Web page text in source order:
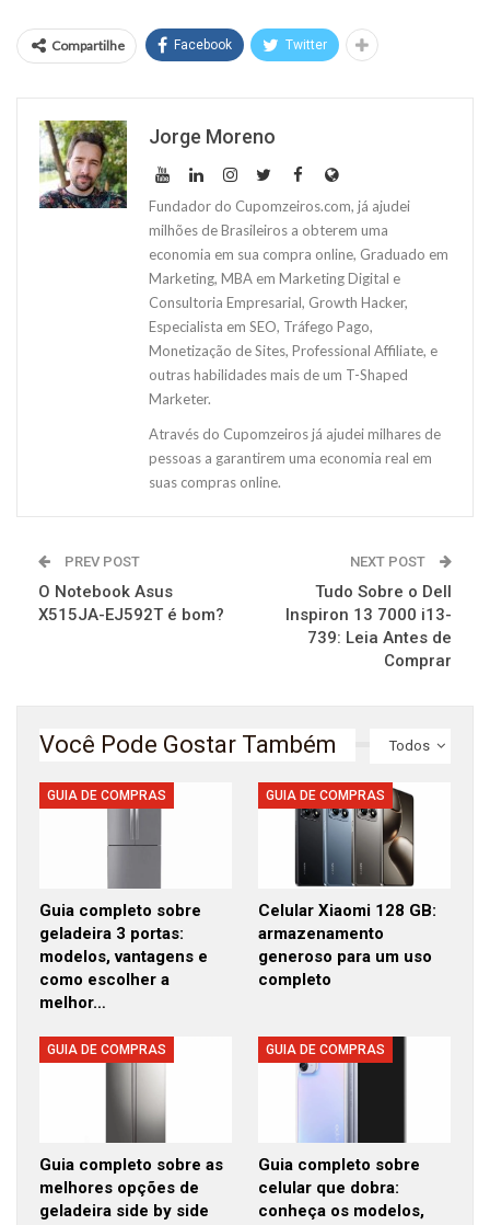
Compartilhe Facebook Twitter
Jorge Moreno
Fundador do Cupomzeiros.com, já ajudei
milhões de Brasileiros a obterem uma
economia em sua compra online, Graduado em
Marketing, MBA em Marketing Digital e
Consultoria Empresarial, Growth Hacker,
Especialista em SEO, Tráfego Pago,
Monetização de Sites, Professional Affiliate, e
outras habilidades mais de um T-Shaped
Marketer.
Através do Cupomzeiros já ajudei milhares de
pessoas a garantirem uma economia real em
suas compras online.
PREV POST
O Notebook Asus
X515JA-EJ592T é bom?
NEXT POST
Tudo Sobre o Dell
Inspiron 13 7000 i13-
739: Leia Antes de
Comprar
Todos
Você Pode Gostar Também
GUIA DE COMPRAS
Guia completo sobre
geladeira 3 portas:
modelos, vantagens e
como escolher a
melhor…
GUIA DE COMPRAS
Celular Xiaomi 128 GB:
armazenamento
generoso para um uso
completo
GUIA DE COMPRAS
Guia completo sobre as
melhores opções de
geladeira side by side
GUIA DE COMPRAS
Guia completo sobre
celular que dobra:
conheça os modelos,